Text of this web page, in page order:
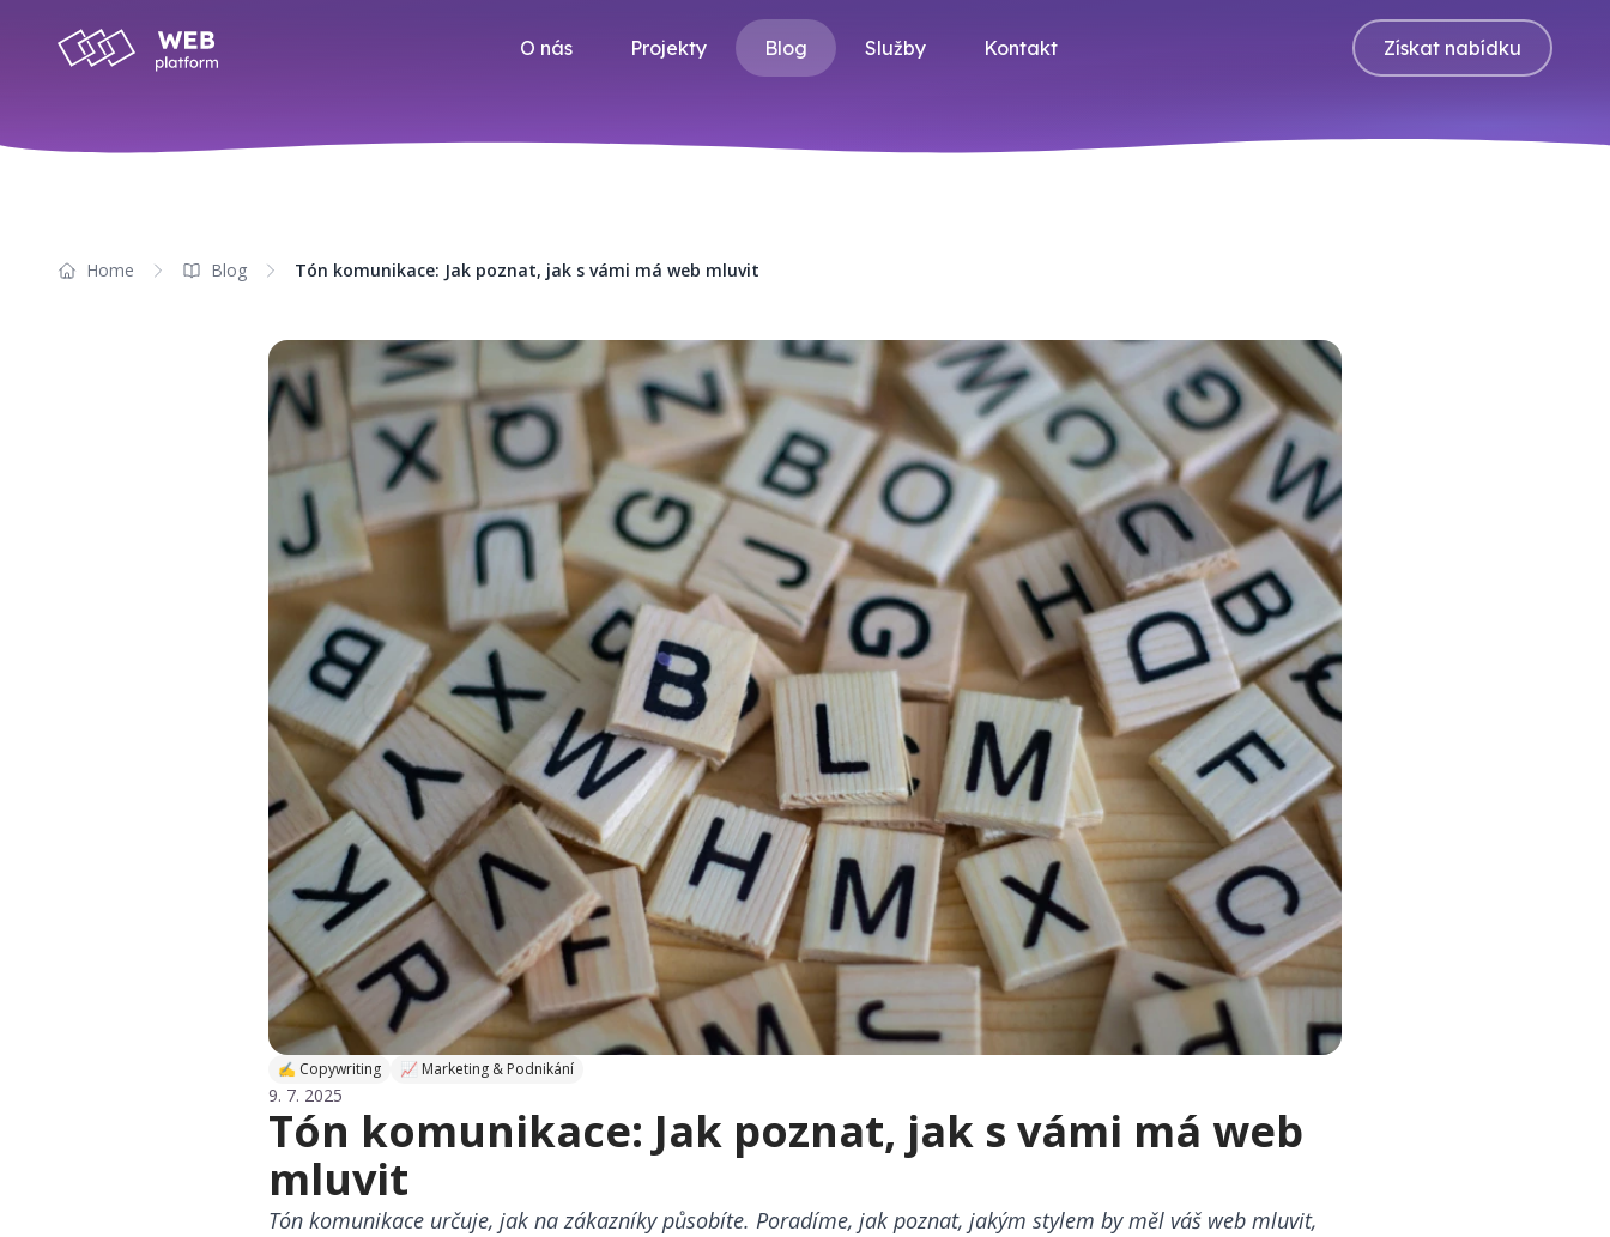
O nás Projekty Blog Služby Kontakt Získat nabídku
Home Blog Tón komunikace: Jak poznat, jak s vámi má web mluvit
✍ Copywriting 📈 Marketing & Podnikání
9. 7. 2025
Tón komunikace: Jak poznat, jak s vámi má web
mluvit
Tón komunikace určuje, jak na zákazníky působíte. Poradíme, jak poznat, jakým stylem by měl váš web mluvit,